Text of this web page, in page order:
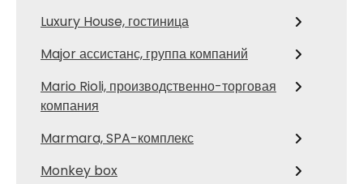
Luxury House, гостиница
Major ассистанс, группа компаний
Mario Rioli, производственно-торговая
компания
Marmara, SPA-комплекс
Monkey box